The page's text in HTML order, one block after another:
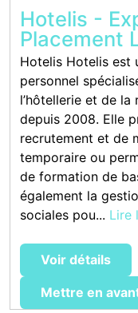
Hotelis -
Placement
Hotelis Hotelis est
personnel
l’hôtellerie et de la
depuis 2008. Elle
recrutement et de
temporaire ou
de formation de
également la
sociales pou... Lire
Voir détails
Mettre en